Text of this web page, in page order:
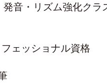
音・リズム強化クラ
ェッショナル資格